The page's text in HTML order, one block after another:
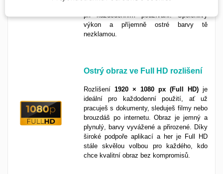
při každodenním používání. Spolehlivý
výkon a příjemně ostré barvy tě
nezklamou.
Ostrý obraz ve Full HD rozlišení
Rozlišení 1920 × 1080 px (Full HD) je
ideální pro každodenní použití, ať už
pracuješ s dokumenty, sleduješ filmy nebo
brouzdáš po internetu. Obraz je jemný a
plynulý, barvy vyvážené a přirozené. Díky
široké podpoře aplikací a her je Full HD
stále skvělou volbou pro každého, kdo
chce kvalitní obraz bez kompromisů.